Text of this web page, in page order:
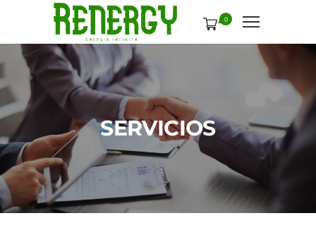
0
SERVICIOS